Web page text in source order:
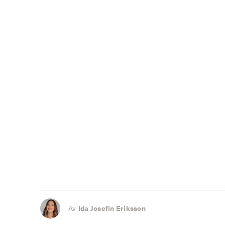
Av Ida Josefin Eriksson